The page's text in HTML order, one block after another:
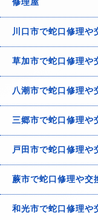
川口市で蛇口修理や
草加市で蛇口修理や
八潮市で蛇口修理や
三郷市で蛇口修理や
戸田市で蛇口修理
蕨市で蛇口修理や交
和光市で蛇口修理や